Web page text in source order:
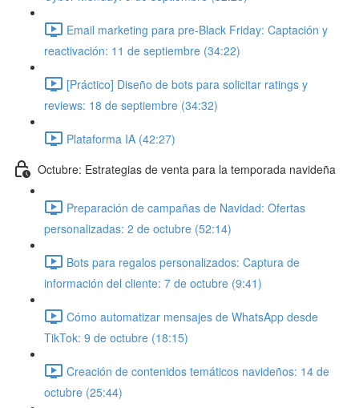
Email marketing para pre-Black Friday: Captación y
reactivación: 11 de septiembre (34:22)
[Práctico] Diseño de bots para solicitar ratings y
reviews: 18 de septiembre (34:32)
Plataforma IA (42:27)
Octubre: Estrategias de venta para la temporada navideña
Preparación de campañas de Navidad: Ofertas
personalizadas: 2 de octubre (52:14)
Bots para regalos personalizados: Captura de
información del cliente: 7 de octubre (9:41)
Cómo automatizar mensajes de WhatsApp desde
TikTok: 9 de octubre (18:15)
Creación de contenidos temáticos navideños: 14 de
octubre (25:44)